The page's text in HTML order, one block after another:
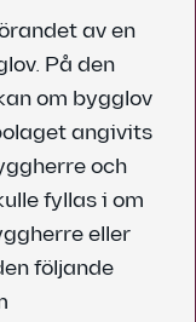
av en
På den
om bygglov
angivits
och
fyllas i om
eller
följande